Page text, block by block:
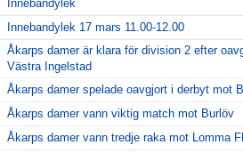
Innebandylek
Innebandylek 17 mars 11.00-12.00
Åkarps damer är klara för division 2 efter
Västra Ingelstad
Åkarps damer spelade oavgjort i derbyt mot
Åkarps damer vann viktig match mot Burlöv
Åkarps damer vann tredje raka mot Lomma